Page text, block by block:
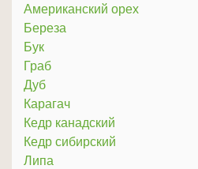
Американский орех
Береза
Бук
Граб
Дуб
Карагач
Кедр канадский
Кедр сибирский
Липа